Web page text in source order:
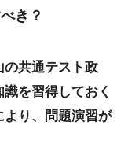
き？
の共通テスト政
を習得しておく
より、問題演習が